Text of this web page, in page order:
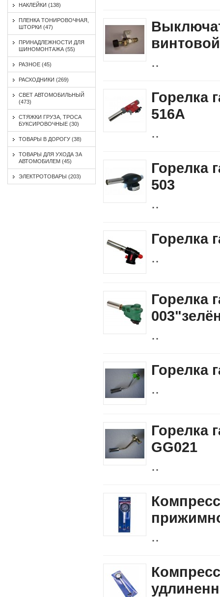
НАКЛЕЙКИ (138)
ПЛЕНКА ТОНИРОВОЧНАЯ,
ШТОРКИ (47)
ПРИНАДЛЕЖНОСТИ ДЛЯ
ШИНОМОНТАЖА (55)
РАЗНОЕ (45)
РАСХОДНИКИ (269)
СВЕТ АВТОМОБИЛЬНЫЙ
(473)
СТЯЖКИ ГРУЗА, ТРОСА
БУКСИРОВОЧНЫЕ (30)
ТОВАРЫ В ДОРОГУ (38)
ТОВАРЫ ДЛЯ УХОДА ЗА
АВТОМОБИЛЕМ (45)
ЭЛЕКТРОТОВАРЫ (203)
винтовой
..
Горелка
516А
..
Горелка
503
..
Горелка
..
Горелка
..
Горелка
..
Горелка
GG021
..
..